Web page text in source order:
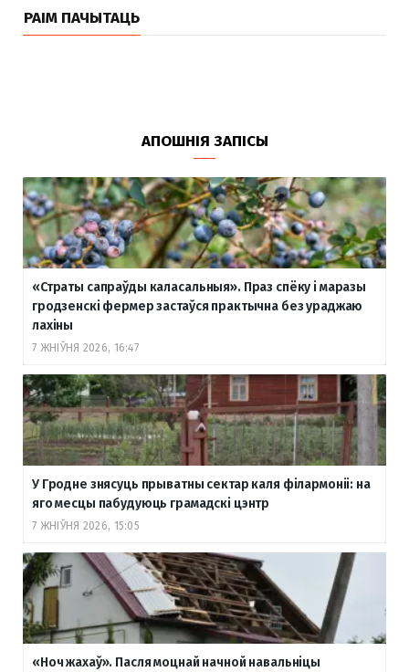
РАІМ ПАЧЫТАЦЬ
АПОШНІЯ ЗАПІСЫ
«Страты сапраўды каласальныя». Праз спёку і маразы
гродзенскі фермер застаўся практычна без ураджаю
лахіны
7 ЖНІЎНЯ 2026, 16:47
У Гродне знясуць прыватны сектар каля філармоніі: на
яго месцы пабудуюць грамадскі цэнтр
7 ЖНІЎНЯ 2026, 15:05
«Ноч жахаў». Пасля моцнай начной навальніцы